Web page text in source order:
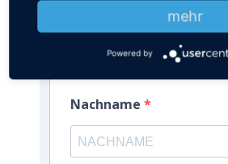
Nachname
mehr
Powered by